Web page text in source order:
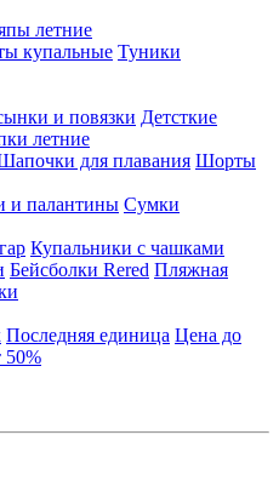
летние
купальные Туники
и повязки Детсткие
летние
для плавания Шорты
и палантины Сумки
Купальники с чашками
Бейсболки Rered Пляжная
Последняя единица Цена до
50%